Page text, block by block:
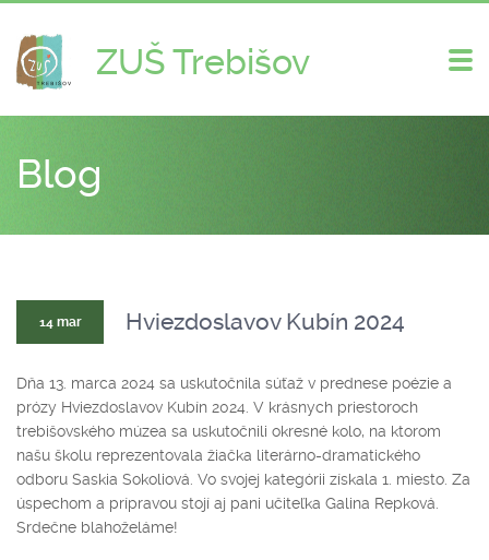
ZUŠ Trebišov
Blog
14 mar Hviezdoslavov Kubín 2024
Dňa 13. marca 2024 sa uskutočnila súťaž v prednese poézie a
prózy Hviezdoslavov Kubín 2024. V krásnych priestoroch
trebišovského múzea sa uskutočnili okresné kolo, na ktorom
našu školu reprezentovala žiačka literárno-dramatického
odboru Saskia Sokoliová. Vo svojej kategórii získala 1. miesto. Za
úspechom a prípravou stojí aj pani učiteľka Galina Repková.
Srdečne blahoželáme!